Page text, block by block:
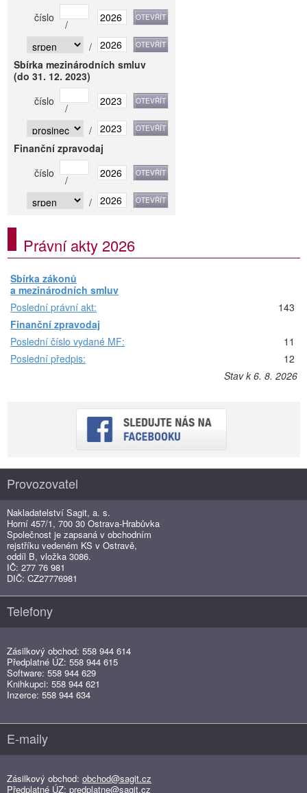
číslo
/
/
Sbírka mezinárodních smluv
(do 31. 12. 2023)
číslo
/
/
Finanční zpravodaj
číslo
/
/
Právní akty 2026
Sbírka zákonů
a mezinárodních smluv
Poslední právní akt:
143
Finanční zpravodaj
Poslední číslo vydané MF:
11
Poslední předpis:
12
Stav k 6. 8. 2026
Provozovatel
Nakladatelství Sagit, a. s.
Horní 457/1, 700 30 Ostrava-Hrabůvka
Společnost je zapsaná v obchodním
rejstříku vedeném KS v Ostravě,
oddíl B, vložka 3086.
IČ: 277 76 981
DIČ: CZ27776981
Telefony
Zásilkový obchod: 558 944 614
Předplatné ÚZ: 558 944 615
Software: 558 944 629
Knihkupci: 558 944 621
Inzerce: 558 944 634
E-maily
Zásilkový obchod: obchod@sagit.cz
Předplatné ÚZ: predplatne@sagit.cz